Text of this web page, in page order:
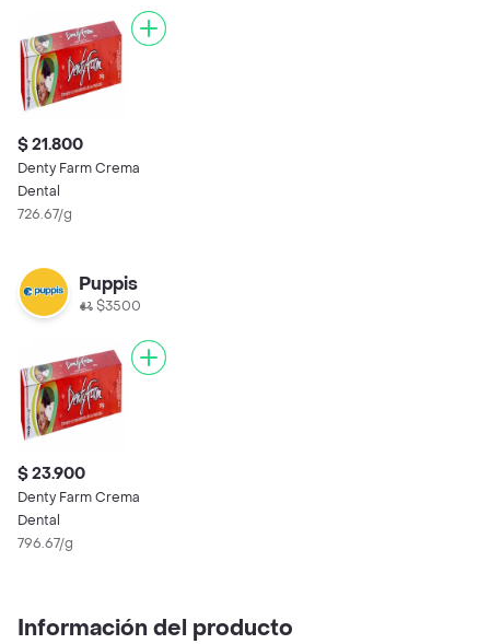
$ 21.800
Denty Farm Crema
Dental
726.67/g
Puppis
$3500
$ 23.900
Denty Farm Crema
Dental
796.67/g
Información del producto